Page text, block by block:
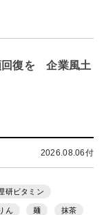
回復を 企業風土
2026.08.06付
研ビタミン
ん 麺 抹茶